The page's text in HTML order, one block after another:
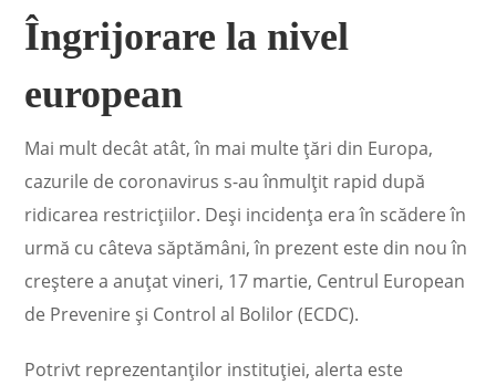
Îngrijorare la nivel
european
Mai mult decât atât, în mai multe ţări din Europa,
cazurile de coronavirus s-au înmulţit rapid după
ridicarea restricțiilor. Deşi incidenţa era în scădere în
urmă cu câteva săptămâni, în prezent este din nou în
creştere a anuțat vineri, 17 martie, Centrul European
de Prevenire şi Control al Bolilor (ECDC).
Potrivt reprezentanților instituției, alerta este